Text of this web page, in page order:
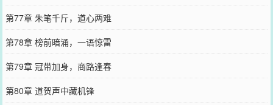
第77章 朱笔千斤，道心两难
第78章 榜前暗涌，一语惊雷
第79章 冠带加身，商路逢春
第80章 道贺声中藏机锋